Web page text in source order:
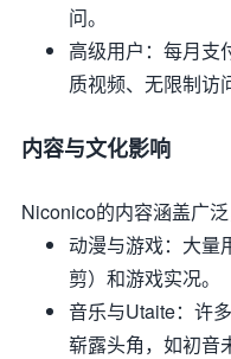
问。
高级用户 ：每月支
质视频、无限制访
内容与文化影响
Niconico的内容涵盖广泛
动漫与游戏：大量
剪）和游戏实况。
音乐与Utaite：许
崭露头角，如初音